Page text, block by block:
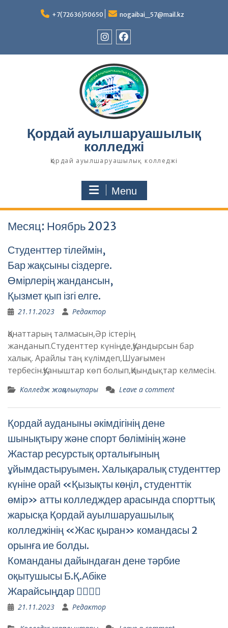
+7(72636)50650 nogaibai_57@mail.kz
Қордай ауылшаруашылық
колледжі
Қордай ауылшаруашылық колледжі
Menu
Месяц: Ноябрь 2023
Студенттер тілеймін,
Бар жақсыны сіздерге.
Өмірлерің жандансын,
Қызмет қып ізгі елге.
21.11.2023 Редактор
Қанаттарың талмасын,Әр істерің
жанданып.Студенттер күніңде,Қуандырсын бар
халық. Арайлы таң күлімдеп,Шуағымен
тербесін.Қуаныштар көп болып,Қиындықтар келмесін.
Колледж жаңалықтары Leave a comment
Қордай ауданыны әкімдігінің дене
шынықтыру және спорт бөлімінің және
Жастар ресурстық орталығының
ұйымдастыруымен. Халықаралық студенттер
күніне орай «Қызықты көңіл, студенттік
өмір» атты колледждер арасында спорттық
жарысқа Қордай ауылшаруашылық
колледжінің «Жас қыран» командасы 2
орынға ие болды.
Команданы дайындаған дене тәрбие
оқытушысы Б.Қ.Абіке
Жарайсыңдар ✊🏻✊🏻
21.11.2023 Редактор